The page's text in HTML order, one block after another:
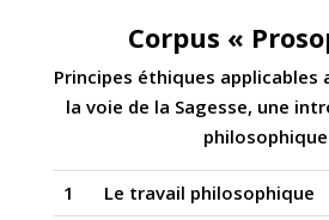
Corpus «
Principes éthiques applicables
la voie de la Sagesse, une
1
Le travail philosophique